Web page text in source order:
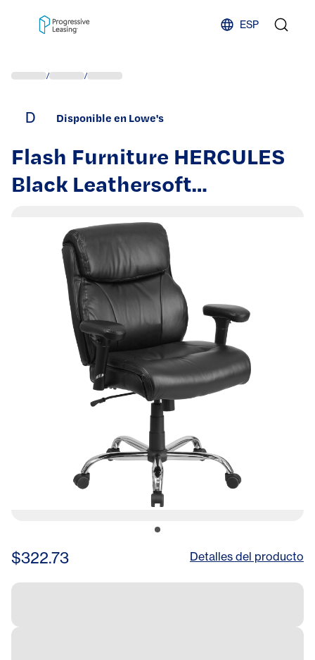
ESP
/ /
D Disponible en Lowe's
Flash Furniture HERCULES
Black Leathersoft
Height Swivel Faux Leather
Desk Chair |
889142002055
$322.73 Detalles del producto